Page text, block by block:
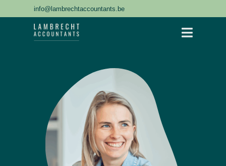
info@lambrechtaccountants.be